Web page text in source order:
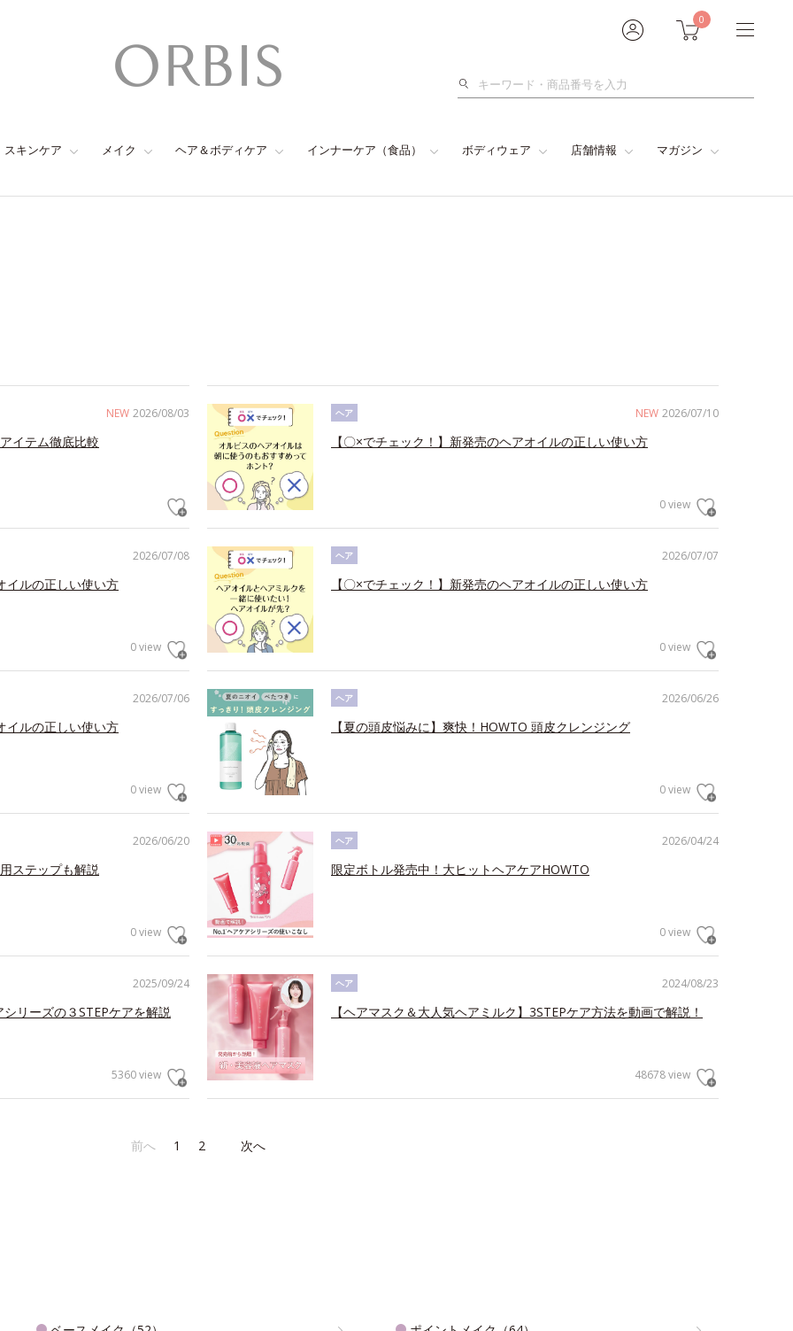
0
検
スキンケア メイク ヘア＆ボディケア インナーケア（食品） ボディウェア 店舗情報 マガジン
NEW 2026/08/03
イテム徹底比較
NEW 2026/07/10
ヘア
【〇×でチェック！】新発売のヘアオイルの正しい使い方
0 view
2026/07/08
イルの正しい使い方
0 view
2026/07/07
ヘア
【〇×でチェック！】新発売のヘアオイルの正しい使い方
0 view
2026/07/06
イルの正しい使い方
0 view
2026/06/26
ヘア
【夏の頭皮悩みに】爽快！HOWTO 頭皮クレンジング
0 view
2026/06/20
ステップも解説
0 view
2026/04/24
ヘア
限定ボトル発売中！大ヒットヘアケアHOWTO
0 view
2025/09/24
リーズの３STEPケアを解説
5360 view
2024/08/23
ヘア
【ヘアマスク＆大人気ヘアミルク】3STEPケア方法を動画で解説！
48678 view
前へ 1 2 次へ